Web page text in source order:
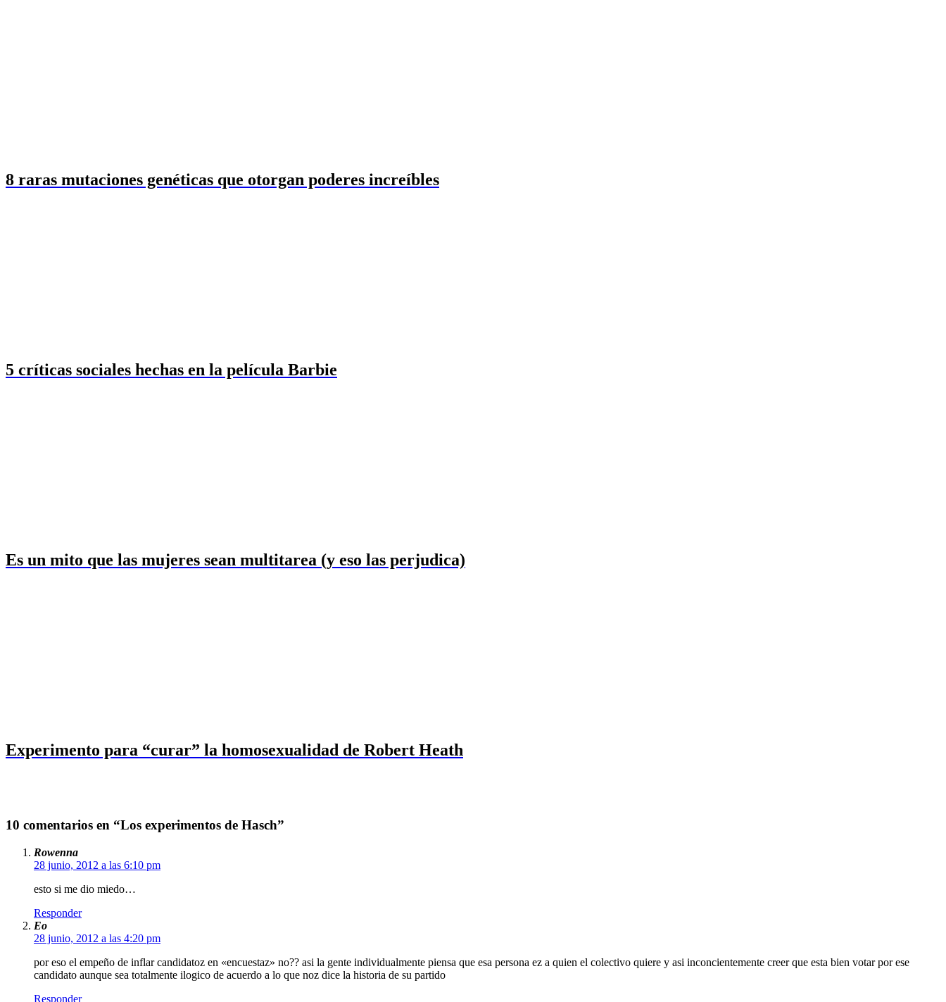
8 raras mutaciones genéticas que otorgan poderes increíbles
5 críticas sociales hechas en la película Barbie
Es un mito que las mujeres sean multitarea (y eso las perjudica)
Experimento para “curar” la homosexualidad de Robert Heath
10 comentarios en “Los experimentos de Hasch”
Rowenna
28 junio, 2012 a las 6:10 pm
esto si me dio miedo…
Responder
Eo
28 junio, 2012 a las 4:20 pm
por eso el empeño de inflar candidatoz en «encuestaz» no?? asi la gente individualmente piensa que esa persona ez a quien el colectivo quiere y asi inconcientemente creer que esta bien votar por ese
candidato aunque sea totalmente ilogico de acuerdo a lo que noz dice la historia de su partido
Responder